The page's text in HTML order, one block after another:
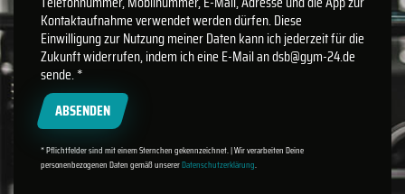
Kontaktaufnahme verwendet werden dürfen. Diese
Einwilligung zur Nutzung meiner Daten kann ich jederzeit für die
Zukunft widerrufen, indem ich eine E-Mail an dsb@gym-24.de
sende.*
ABSENDEN
* Pflichtfelder sind mit einem Sternchen gekennzeichnet. | Wir verarbeiten Deine
personenbezogenen Daten gemäß unsererDatenschutzerklärung.